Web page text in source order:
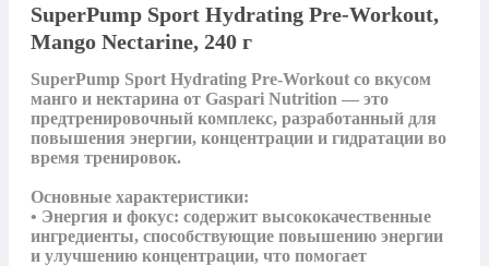
SuperPump Sport Hydrating Pre-Workout,
Mango Nectarine, 240 г
SuperPump Sport Hydrating Pre-Workout со вкусом
манго и нектарина от Gaspari Nutrition — это
предтренировочный комплекс, разработанный для
повышения энергии, концентрации и гидратации во
время тренировок.
Основные характеристики:
• Энергия и фокус: содержит высококачественные
ингредиенты, способствующие повышению энергии
и улучшению концентрации, что помогает